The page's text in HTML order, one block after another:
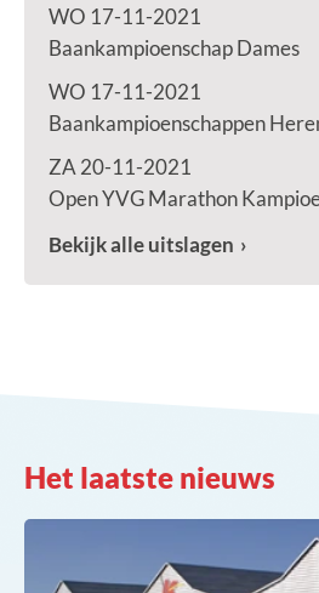
WO 17-11-2021
Baankampioenschap Dames
WO 17-11-2021
Baankampioenschappen
ZA 20-11-2021
Open YVG Marathon
Bekijk alle uitslagen
Het laatste nieuws